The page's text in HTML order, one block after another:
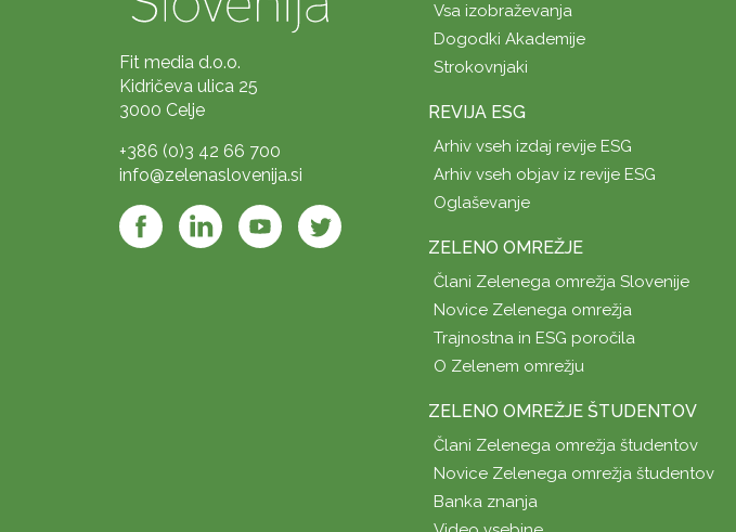
Fit media d.o.o.
Kidričeva ulica 25
3000 Celje
+386 (0)3 42 66 700
info@zelenaslovenija.si
Vsa izobraževanja
Dogodki Akademije
Strokovnjaki
REVIJA ESG
Arhiv vseh izdaj revije ESG
Arhiv vseh objav iz revije ESG
Oglaševanje
ZELENO OMREŽJE
Člani Zelenega omrežja Slovenije
Novice Zelenega omrežja
Trajnostna in ESG poročila
O Zelenem omrežju
ZELENO OMREŽJE ŠTUDENTOV
Člani Zelenega omrežja študentov
Novice Zelenega omrežja študentov
Banka znanja